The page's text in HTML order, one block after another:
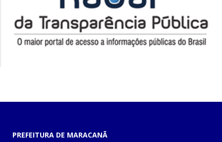
PREFEITURA DE MARACANÃ